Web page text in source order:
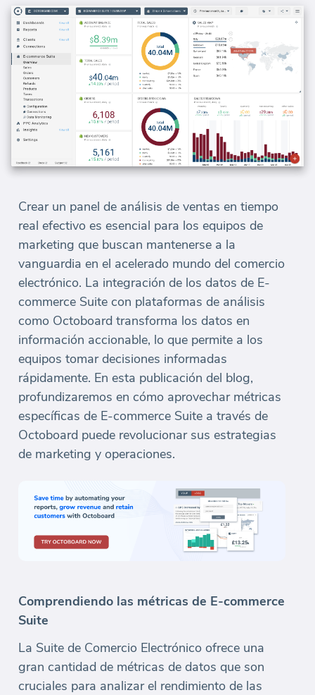
Crear un panel de análisis de ventas en tiempo
real efectivo es esencial para los equipos de
marketing que buscan mantenerse a la
vanguardia en el acelerado mundo del comercio
electrónico. La integración de los datos de E-
commerce Suite con plataformas de análisis
como Octoboard transforma los datos en
información accionable, lo que permite a los
equipos tomar decisiones informadas
rápidamente. En esta publicación del blog,
profundizaremos en cómo aprovechar métricas
específicas de E-commerce Suite a través de
Octoboard puede revolucionar sus estrategias
de marketing y operaciones.
Comprendiendo las métricas de E-commerce
Suite
La Suite de Comercio Electrónico ofrece una
gran cantidad de métricas de datos que son
cruciales para analizar el rendimiento de las